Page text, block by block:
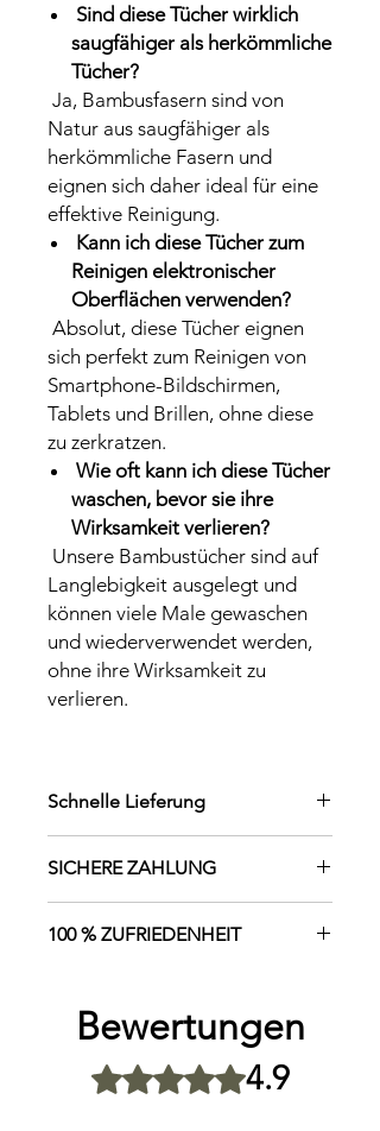
Sind diese Tücher wirklich
saugfähiger als herkömmliche
Tücher?
Ja, Bambusfasern sind von
Natur aus saugfähiger als
herkömmliche Fasern und
eignen sich daher ideal für eine
effektive Reinigung.
Kann ich diese Tücher zum
Reinigen elektronischer
Oberflächen verwenden?
Absolut, diese Tücher eignen
sich perfekt zum Reinigen von
Smartphone-Bildschirmen,
Tablets und Brillen, ohne diese
zu zerkratzen.
Wie oft kann ich diese Tücher
waschen, bevor sie ihre
Wirksamkeit verlieren?
Unsere Bambustücher sind auf
Langlebigkeit ausgelegt und
können viele Male gewaschen
und wiederverwendet werden,
ohne ihre Wirksamkeit zu
verlieren.
Schnelle Lieferung
SICHERE ZAHLUNG
Protokoll (Secure Socket Layer) und
Online-Zahlungen STRIPE (Bankkarte)
und PAYPAL entschieden.
100 % ZUFRIEDENHEIT
innerhalb von 15 Tagen.
Bewertungen
Mit 4,9 von 5 Sternen bewertet.
4.9